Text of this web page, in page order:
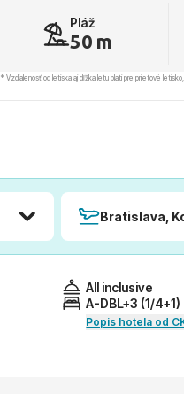
Pláž
50 m
* Vzdialenosť od letiska aj dľžka letu platí pre príletové
Bratislava,
All inclusive
A-DBL+3 (1/4+1)
Popis hotela od